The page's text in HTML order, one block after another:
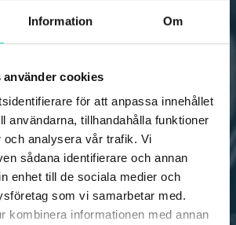
Information Om
använder cookies
för att anpassa innehållet
användarna, tillhandahålla funktioner
och analysera vår trafik. Vi
sådana identifierare och annan
enhet till de sociala medier och
som vi samarbetar med.
kombinera informationen med annan